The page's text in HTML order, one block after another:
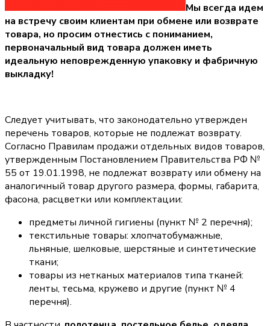
Мы всегда идем
на встречу своим клиентам при обмене или возврате
товара, но просим отнестись с пониманием,
первоначальный вид товара должен иметь
идеальную неповрежденную упаковку и фабричную
выкладку!
Следует учитывать, что законодательно утвержден
перечень товаров, которые не подлежат возврату.
Согласно Правилам продажи отдельных видов товаров,
утвержденным Постановлением Правительства РФ №
55 от 19.01.1998, не подлежат возврату или обмену на
аналогичный товар другого размера, формы, габарита,
фасона, расцветки или комплектации:
предметы личной гигиены (пункт № 2 перечня);
текстильные товары: хлопчатобумажные,
льняные, шелковые, шерстяные и синтетические
ткани;
товары из нетканых материалов типа тканей:
ленты, тесьма, кружево и другие (пункт № 4
перечня).